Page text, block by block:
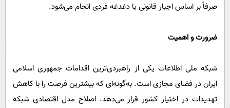
صرفاً بر اساس اجبار قانونی یا دغدغه فردی انجام می‌شود.
ضرورت و اهمیت
شبکه ملی اطلاعات یکی از راهبردی‌ترین اقدامات جمهوری اسلامی
ایران در فضای مجازی است. به‌گونه‌ای که بیشترین فرصت را با کاهش
تهدیدات در اختیار کشور قرار می‌دهد. اصلاح مدل اقتصادی شبکه